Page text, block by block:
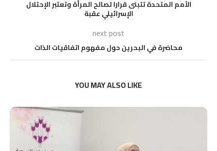
الأمم المتحدة تتبنى قرارا لصالح المرأة وتعتبر الإحتلال
الإسرائيلي عقبة
next post
محاضرة في البحرين حول مفهوم اتفاقيات الذات
YOU MAY ALSO LIKE